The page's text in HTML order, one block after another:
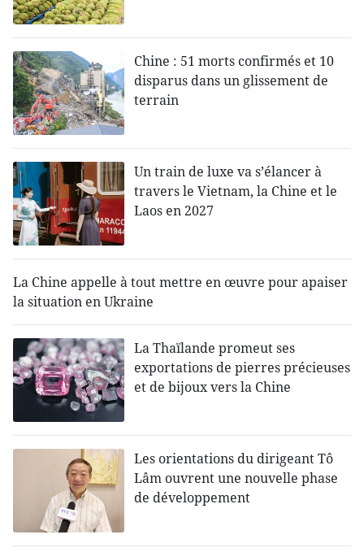
Chine : 51 morts confirmés et 10
disparus dans un glissement de
terrain
Un train de luxe va s’élancer à
travers le Vietnam, la Chine et le
Laos en 2027
La Chine appelle à tout mettre en œuvre pour apaiser
la situation en Ukraine
La Thaïlande promeut ses
exportations de pierres précieuses
et de bijoux vers la Chine
Les orientations du dirigeant Tô
Lâm ouvrent une nouvelle phase
de développement